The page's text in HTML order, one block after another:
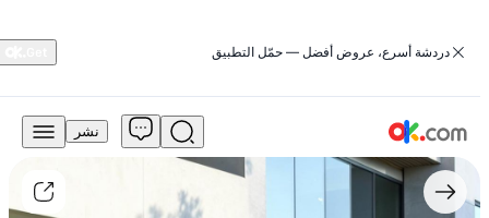
‏دردشة أسرع، عروض أفضل — حمّل التطبيق
3,200-
2,560
درهم
للبيع
نشر